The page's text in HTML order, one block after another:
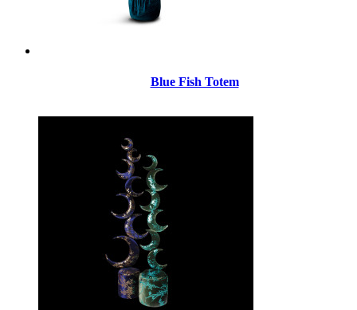
Blue Fish Totem